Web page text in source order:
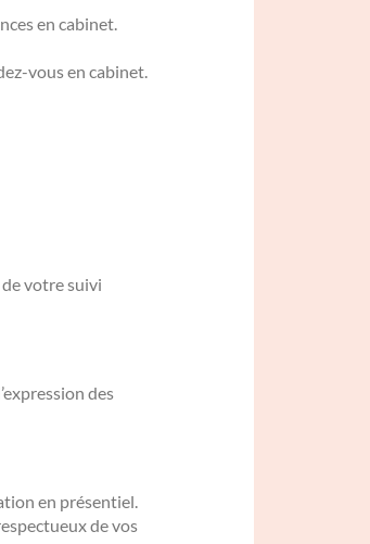
en cabinet.
vous en cabinet.
votre suivi
des
en présentiel.
de vos